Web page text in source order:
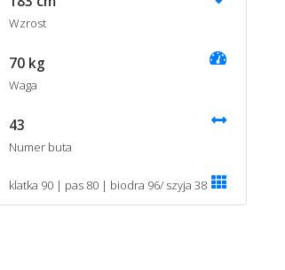
Wzrost
70 kg
Waga
43
Numer buta
klatka 90 | pas 80 | biodra 96/ szyja 38